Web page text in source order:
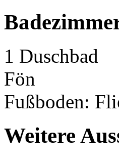
1 Duschbad
Fön
Fußboden:
Weitere